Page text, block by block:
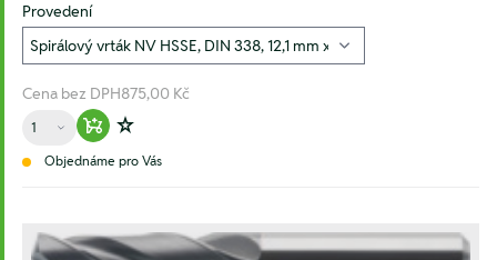
Provedení
Cena bez DPH875,00 Kč
Množství
Warenkorb hinzufügen
Zur Wunschliste hinzufügen
Objednáme pro Vás